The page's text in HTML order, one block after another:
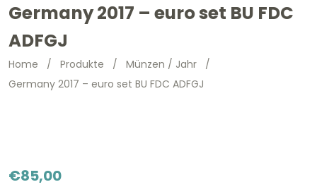
Germany 2017 – euro set BU FDC
ADFGJ
Home / Produkte / Münzen / Jahr /
Germany 2017 – euro set BU FDC ADFGJ
€85,00